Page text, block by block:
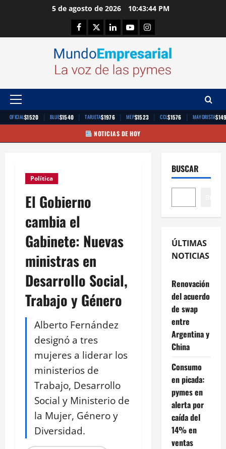
5 de agosto de 2026 10:43:45 PM
Facebook
TwitterLinkedinYoutubeInstagram
Menú
principal
OFICIAL$1520 | BLUE$1540 | TARJETA$1976 | MEP$1523 | CCL$1576 | MAYORISTA
NOTICIAS DE HOY
Política
El Gobierno
cambia el
Gabinete: Nuevas
ministras en
Desarrollo Social,
Trabajo y Género
Alberto Fernández
designó a tres
mujeres a liderar los
ministerios de
Trabajo, Desarrollo
Social y Ministerio de
la Mujer, Género y
Diversidad.
BUSCAR
ÚLTIMAS
NOTICIAS
Renovación
del acuerdo
de swap
entre
Argentina y
China
Consumo
en picada:
pymes en
alerta por
caída del
14% en
ventas